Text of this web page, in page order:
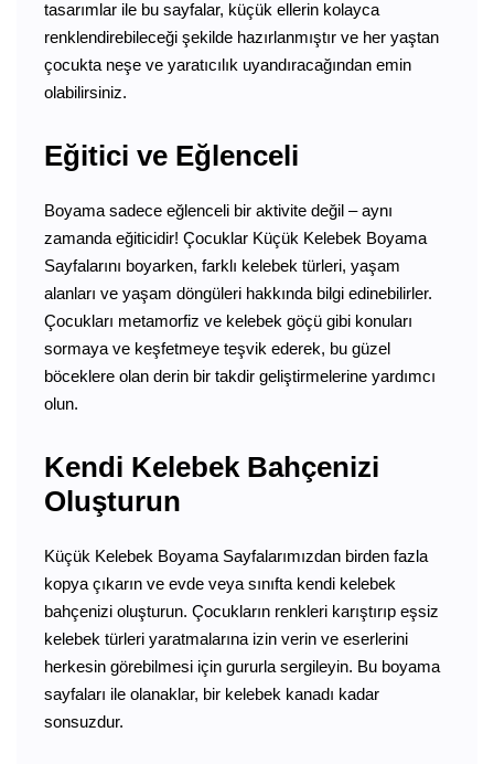
tasarımlar ile bu sayfalar, küçük ellerin kolayca
renklendirebileceği şekilde hazırlanmıştır ve her yaştan
çocukta neşe ve yaratıcılık uyandıracağından emin
olabilirsiniz.
Eğitici ve Eğlenceli
Boyama sadece eğlenceli bir aktivite değil – aynı
zamanda eğiticidir! Çocuklar Küçük Kelebek Boyama
Sayfalarını boyarken, farklı kelebek türleri, yaşam
alanları ve yaşam döngüleri hakkında bilgi edinebilirler.
Çocukları metamorfiz ve kelebek göçü gibi konuları
sormaya ve keşfetmeye teşvik ederek, bu güzel
böceklere olan derin bir takdir geliştirmelerine yardımcı
olun.
Kendi Kelebek Bahçenizi
Oluşturun
Küçük Kelebek Boyama Sayfalarımızdan birden fazla
kopya çıkarın ve evde veya sınıfta kendi kelebek
bahçenizi oluşturun. Çocukların renkleri karıştırıp eşsiz
kelebek türleri yaratmalarına izin verin ve eserlerini
herkesin görebilmesi için gururla sergileyin. Bu boyama
sayfaları ile olanaklar, bir kelebek kanadı kadar
sonsuzdur.